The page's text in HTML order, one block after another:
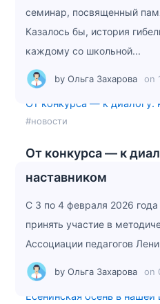
семинар, посвященный
Казалось бы, история
каждому со школьной...
byОльга Захарова on
От конкурса — к диалогу:
#новости
От конкурса — к
наставником
С 3 по 4 февраля 2026
принять участие в
Ассоциации педагогов
byОльга Захарова on
Есенинская осень в